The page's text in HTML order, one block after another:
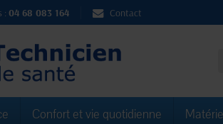
: 04 68 083 164 Contact
Confort et vie quotidienne